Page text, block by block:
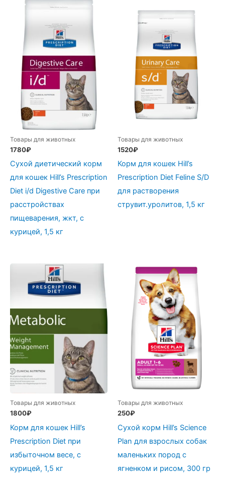
Товары для животных
1780₽
Сухой диетический корм
для кошек Hill’s Prescription
Diet i/d Digestive Care при
расстройствах
пищеварения, жкт, с
курицей, 1,5 кг
Товары для животных
1520₽
Корм для кошек Hill’s
Prescription Diet Feline S/D
для растворения
струвит.уролитов, 1,5 кг
Товары для животных
1800₽
Корм для кошек Hill’s
Prescription Diet при
избыточном весе, с
курицей, 1,5 кг
Товары для животных
250₽
Сухой корм Hill’s Science
Plan для взрослых собак
маленьких пород с
ягненком и рисом, 300 гр